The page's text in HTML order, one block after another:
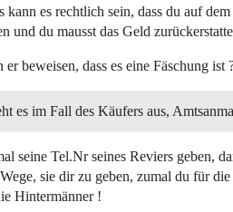
kann es rechtlich sein, dass du auf
und du mausst das Geld
beweisen, dass es eine Fäschung ist
es im Fall des Käufers aus,
seine Tel.Nr seines Reviers geben,
sie dir zu geben, zumal du für
Hintermänner !